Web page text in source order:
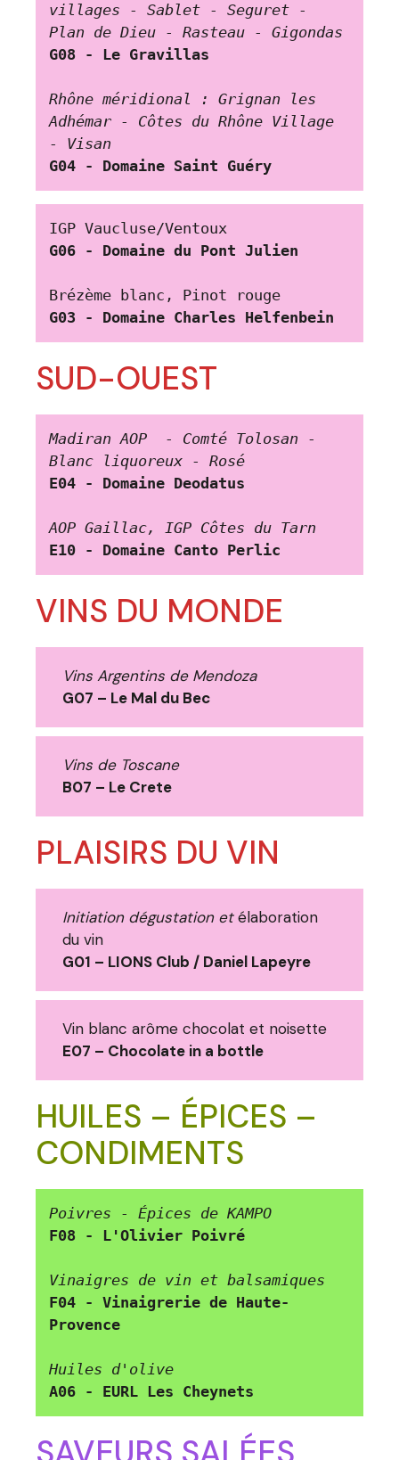
villages - Sablet - Seguret -
Plan de Dieu - Rasteau - Gigondas
G08 - Le Gravillas
Rhône méridional : Grignan les
Adhémar - Côtes du Rhône Village
- Visan
G04 - Domaine Saint Guéry
IGP Vaucluse/Ventoux
G06 - Domaine du Pont Julien
Brézème blanc, Pinot rouge
G03 - Domaine Charles Helfenbein
SUD-OUEST
Madiran AOP  - Comté Tolosan -
Blanc liquoreux - Rosé
E04 - Domaine Deodatus
AOP Gaillac, IGP Côtes du Tarn
E10 - Domaine Canto Perlic
VINS DU MONDE
Vins Argentins de Mendoza
G07 – Le Mal du Bec
Vins de Toscane
B07 – Le Crete
PLAISIRS DU VIN
Initiation dégustation etélaboration
du vin
G01 – LIONS Club / Daniel Lapeyre
Vin blanc arôme chocolat et noisette
E07 – Chocolate in a bottle
HUILES – ÉPICES –
CONDIMENTS
Poivres - Épices de KAMPO
F08 - L'Olivier Poivré
Vinaigres de vin et balsamiques
F04 - Vinaigrerie de Haute-
Provence
Huiles d'olive
A06 - EURL Les Cheynets